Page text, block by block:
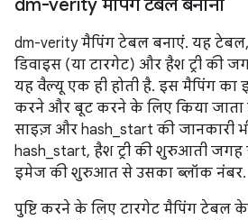
dm-verity मैपिंग टेबल बनाना
dm-verity मैपिंग टेबल बनाएं. यह
डिवाइस (या टारगेट) और हैश ट्री की
यह वैल्यू एक ही होती है. इस मैपिंग का
करने और बूट करने के लिए किया
साइज़ और hash_start की जानकारी
hash_start, हैश ट्री की शुरुआती जगह
इमेज की शुरुआत से उसका ब्लॉक नंबर.
पुष्टि करने के लिए टारगेट मैपिंग टेबल